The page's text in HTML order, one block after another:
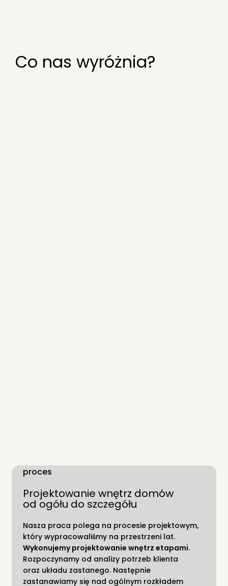
Co nas wyróżnia?
proces
Projektowanie wnętrz domów
od ogółu do szczegółu
Nasza praca polega na procesie projektowym,
który wypracowaliśmy na przestrzeni lat.
Wykonujemy projektowanie wnętrz etapami.
Rozpoczynamy od analizy potrzeb klienta
oraz układu zastanego. Następnie
zastanawiamy się nad ogólnym rozkładem